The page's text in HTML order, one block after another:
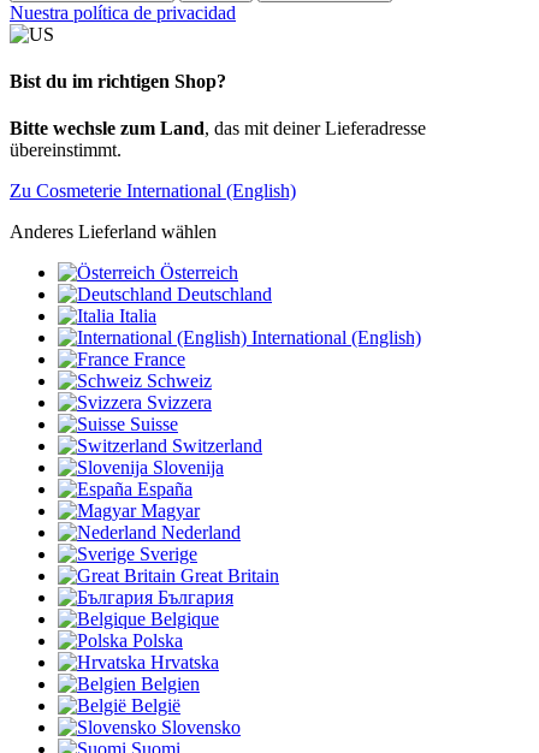
Nuestra política de privacidad
Bist du im richtigen Shop?
Bitte wechsle zum Land, das mit deiner Lieferadresse
übereinstimmt.
Zu Cosmeterie International (English)
Anderes Lieferland wählen
Österreich
Deutschland
Italia
International (English)
France
Schweiz
Svizzera
Suisse
Switzerland
Slovenija
España
Magyar
Nederland
Sverige
Great Britain
България
Belgique
Polska
Hrvatska
Belgien
België
Slovensko
Suomi